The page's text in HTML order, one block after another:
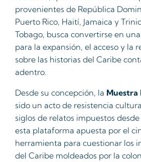
provenientes de República
Puerto Rico, Haití, Jamaica y
Tobago, busca convertirse en
para la expansión, el acceso y la
sobre las historias del Caribe
adentro.
Desde su concepción, la Muestra
sido un acto de resistencia
siglos de relatos impuestos
esta plataforma apuesta por el
herramienta para cuestionar los
del Caribe moldeados por la